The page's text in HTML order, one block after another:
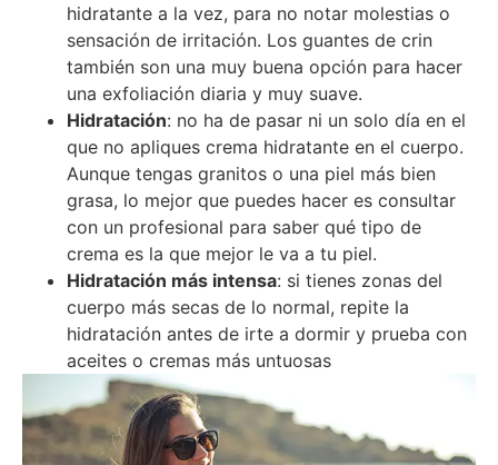
hidratante a la vez, para no notar molestias o
sensación de irritación. Los guantes de crin
también son una muy buena opción para hacer
una exfoliación diaria y muy suave.
Hidratación: no ha de pasar ni un solo día en el
que no apliques crema hidratante en el cuerpo.
Aunque tengas granitos o una piel más bien
grasa, lo mejor que puedes hacer es consultar
con un profesional para saber qué tipo de
crema es la que mejor le va a tu piel.
Hidratación más intensa: si tienes zonas del
cuerpo más secas de lo normal, repite la
hidratación antes de irte a dormir y prueba con
aceites o cremas más untuosas